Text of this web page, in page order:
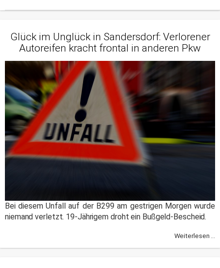
Glück im Unglück in Sandersdorf: Verlorener
Autoreifen kracht frontal in anderen Pkw
Bei diesem Unfall auf der B299 am gestrigen Morgen wurde
niemand verletzt. 19-Jährigem droht ein Bußgeld-Bescheid.
Weiterlesen ...